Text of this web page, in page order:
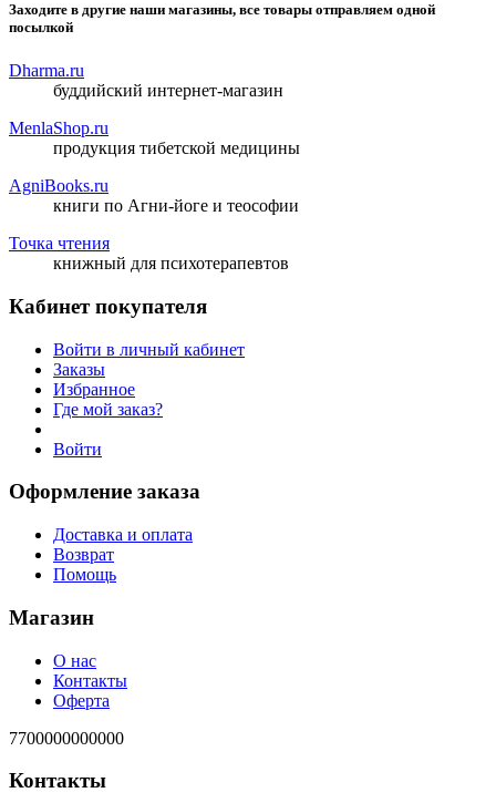
Заходите в другие наши магазины, все товары отправляем одной
посылкой
Dharma.ru
буддийский интернет-магазин
MenlaShop.ru
продукция тибетской медицины
AgniBooks.ru
книги по Агни-йоге и теософии
Точка чтения
книжный для психотерапевтов
Кабинет покупателя
Войти в личный кабинет
Заказы
Избранное
Где мой заказ?
Войти
Оформление заказа
Доставка и оплата
Возврат
Помощь
Магазин
О нас
Контакты
Оферта
7700000000000
Контакты